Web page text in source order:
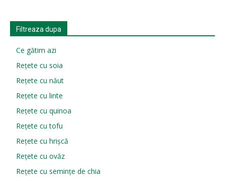
Filtreaza dupa
Ce gătim azi
Rețete cu soia
Rețete cu năut
Rețete cu linte
Rețete cu quinoa
Rețete cu tofu
Rețete cu hrișcă
Rețete cu ovăz
Rețete cu semințe de chia